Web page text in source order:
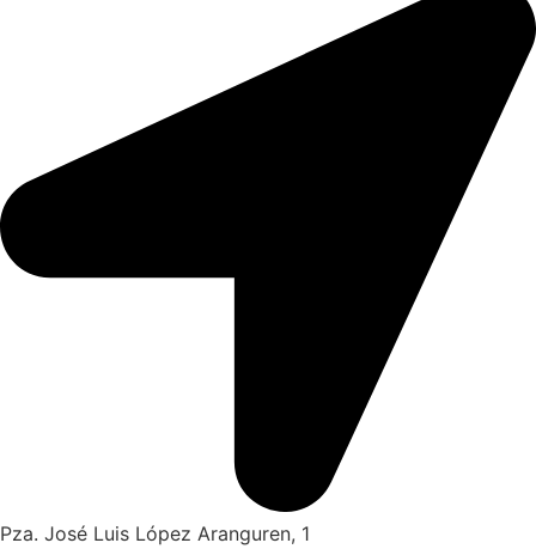
Pza. José Luis López Aranguren, 1